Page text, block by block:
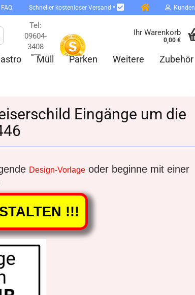
FAQ Schneller kostenloser Versand *
Konto erstellen
Passwort vergessen?
Tel:
09604-
3408
Ihr Warenkorb
0,00 €
Müll Parken Weitere Zubehör
Eingänge um die
Design-Vorlageoder beginne mit einer
!!!